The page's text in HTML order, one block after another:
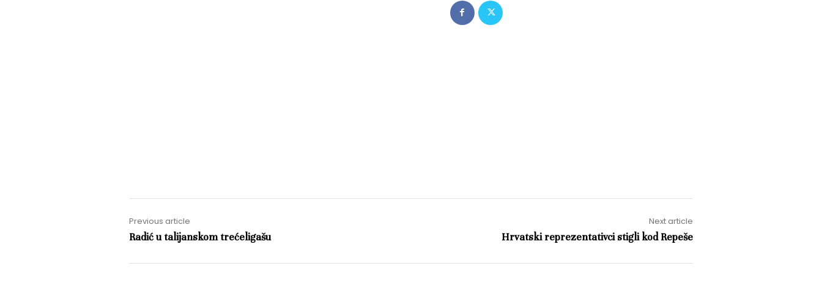
Previous article
Radić u talijanskom trećeligašu
Next article
Hrvatski reprezentativci stigli kod Repeše